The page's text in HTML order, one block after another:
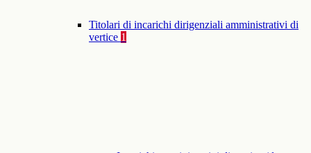
Titolari di incarichi dirigenziali amministrativi di
vertice 1